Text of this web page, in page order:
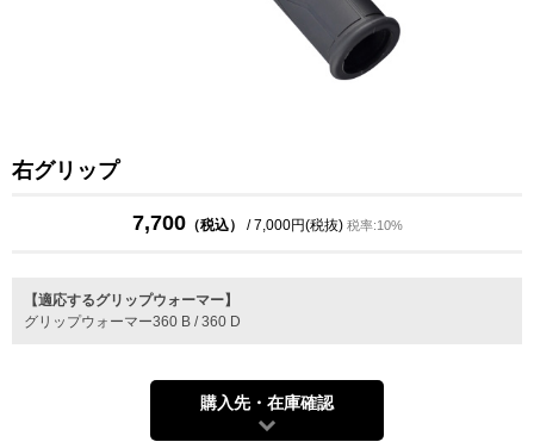
右グリップ
7,700（税込） / 7,000円(税抜) 税率:10%
【適応するグリップウォーマー】
グリップウォーマー360 B / 360 D
購入先・在庫確認